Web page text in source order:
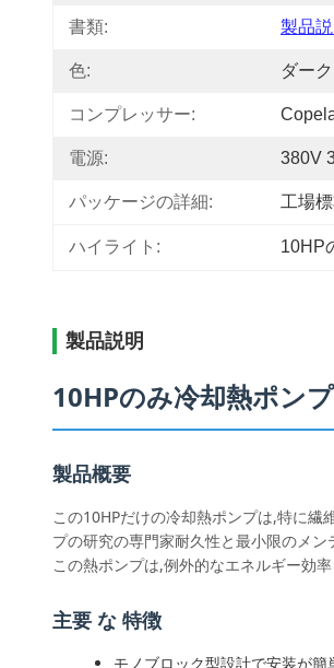
書類: 製品
色: ダー
コンプレッサー:
電源: 380V
パッケージの詳細: 工場
ハイライト: 10HP
製品説明
10HPのみ冷却熱ポン
製品概要
この10HPだけの冷却熱ポンプは,特に
プの研究の専門家耐久性と最小限のメ
この熱ポンプは,例外的なエネルギー効
主要 な 特徴
モノブロック型設計で安装が簡